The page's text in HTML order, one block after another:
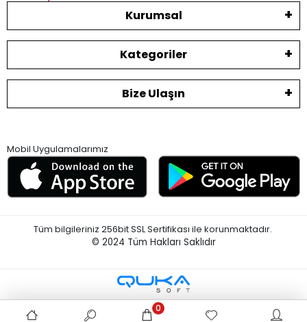
Kurumsal
Kategoriler
Bize Ulaşın
Mobil Uygulamalarımız
Tüm bilgileriniz 256bit SSL Sertifikası ile korunmaktadır.
© 2024 Tüm Hakları Saklıdır
0